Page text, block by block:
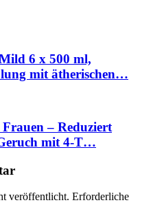
6 x 500 ml,
mit ätherischen…
– Reduziert
mit 4-T…
veröffentlicht. Erforderliche